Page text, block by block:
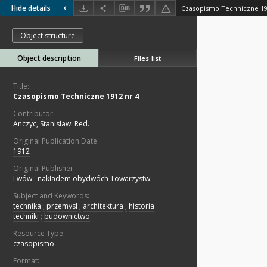
Hide details Czasopismo Techniczne
Object structure
Object description Files list
Title:
Czasopismo Techniczne 1912 nr 4
Contributor:
Anczyc, Stanisław. Red.
Original Publication Date:
1912
Original Publisher:
Lwów : nakładem obydwóch Towarzystw
Subject and Keywords:
technika ; przemysł ; architektura ; historia
techniki ; budownictwo
Resource Type:
czasopismo
Format: